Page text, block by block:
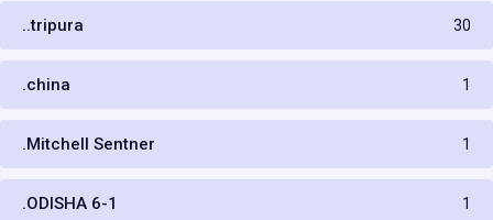
..tripura 30
.china 1
.Mitchell Sentner 1
.ODISHA 6-1 1